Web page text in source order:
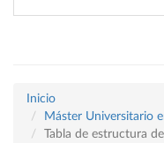
Inicio
Máster Universitario
Tabla de estructura